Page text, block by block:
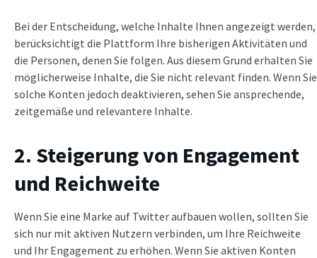
Bei der Entscheidung, welche Inhalte Ihnen angezeigt werden,
berücksichtigt die Plattform Ihre bisherigen Aktivitäten und
die Personen, denen Sie folgen. Aus diesem Grund erhalten Sie
möglicherweise Inhalte, die Sie nicht relevant finden. Wenn Sie
solche Konten jedoch deaktivieren, sehen Sie ansprechende,
zeitgemäße und relevantere Inhalte.
2. Steigerung von Engagement
und Reichweite
Wenn Sie eine Marke auf Twitter aufbauen wollen, sollten Sie
sich nur mit aktiven Nutzern verbinden, um Ihre Reichweite
und Ihr Engagement zu erhöhen. Wenn Sie aktiven Konten